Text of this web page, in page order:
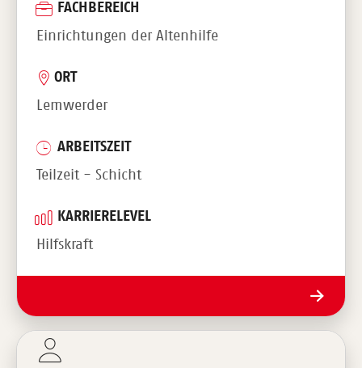
FACHBEREICH
Einrichtungen der Altenhilfe
ORT
Lemwerder
ARBEITSZEIT
Teilzeit - Schicht
KARRIERELEVEL
Hilfskraft